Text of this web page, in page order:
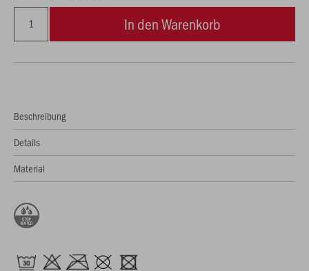
In den Warenkorb
Beschreibung
Details
Material